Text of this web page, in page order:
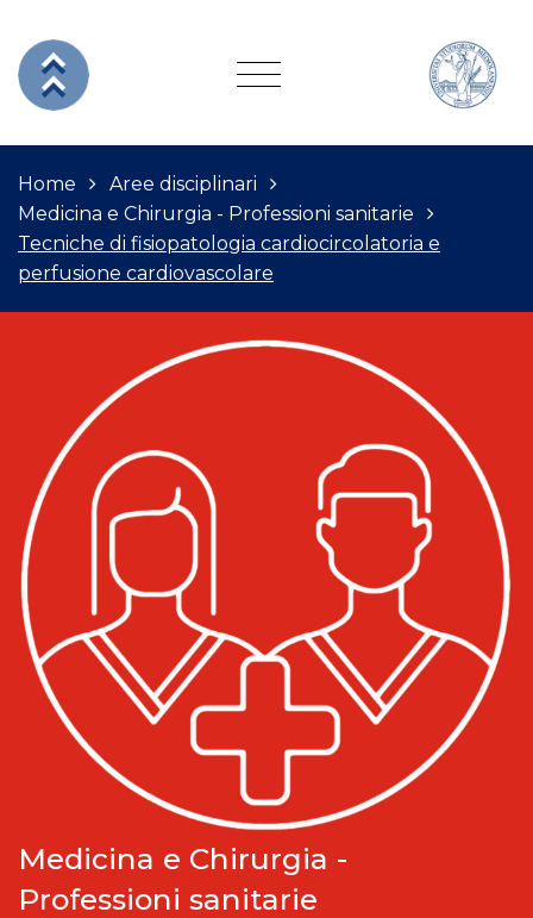
Home
Aree disciplinari
Medicina e Chirurgia - Professioni sanitarie
Tecniche di fisiopatologia cardiocircolatoria e
perfusione cardiovascolare
Medicina e Chirurgia -
Professioni sanitarie